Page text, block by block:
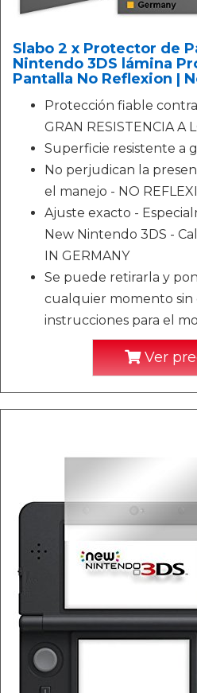
Slabo 2 x Protector de
Nintendo 3DS lámina
Pantalla No Reflexion |
Protección fiable
GRAN RESISTENCIA A
Superficie resistente a
No perjudican la
el manejo - NO
Ajuste exacto -
New Nintendo 3DS -
IN GERMANY
Se puede retirarla y
cualquier momento sin
instrucciones para el
Ver